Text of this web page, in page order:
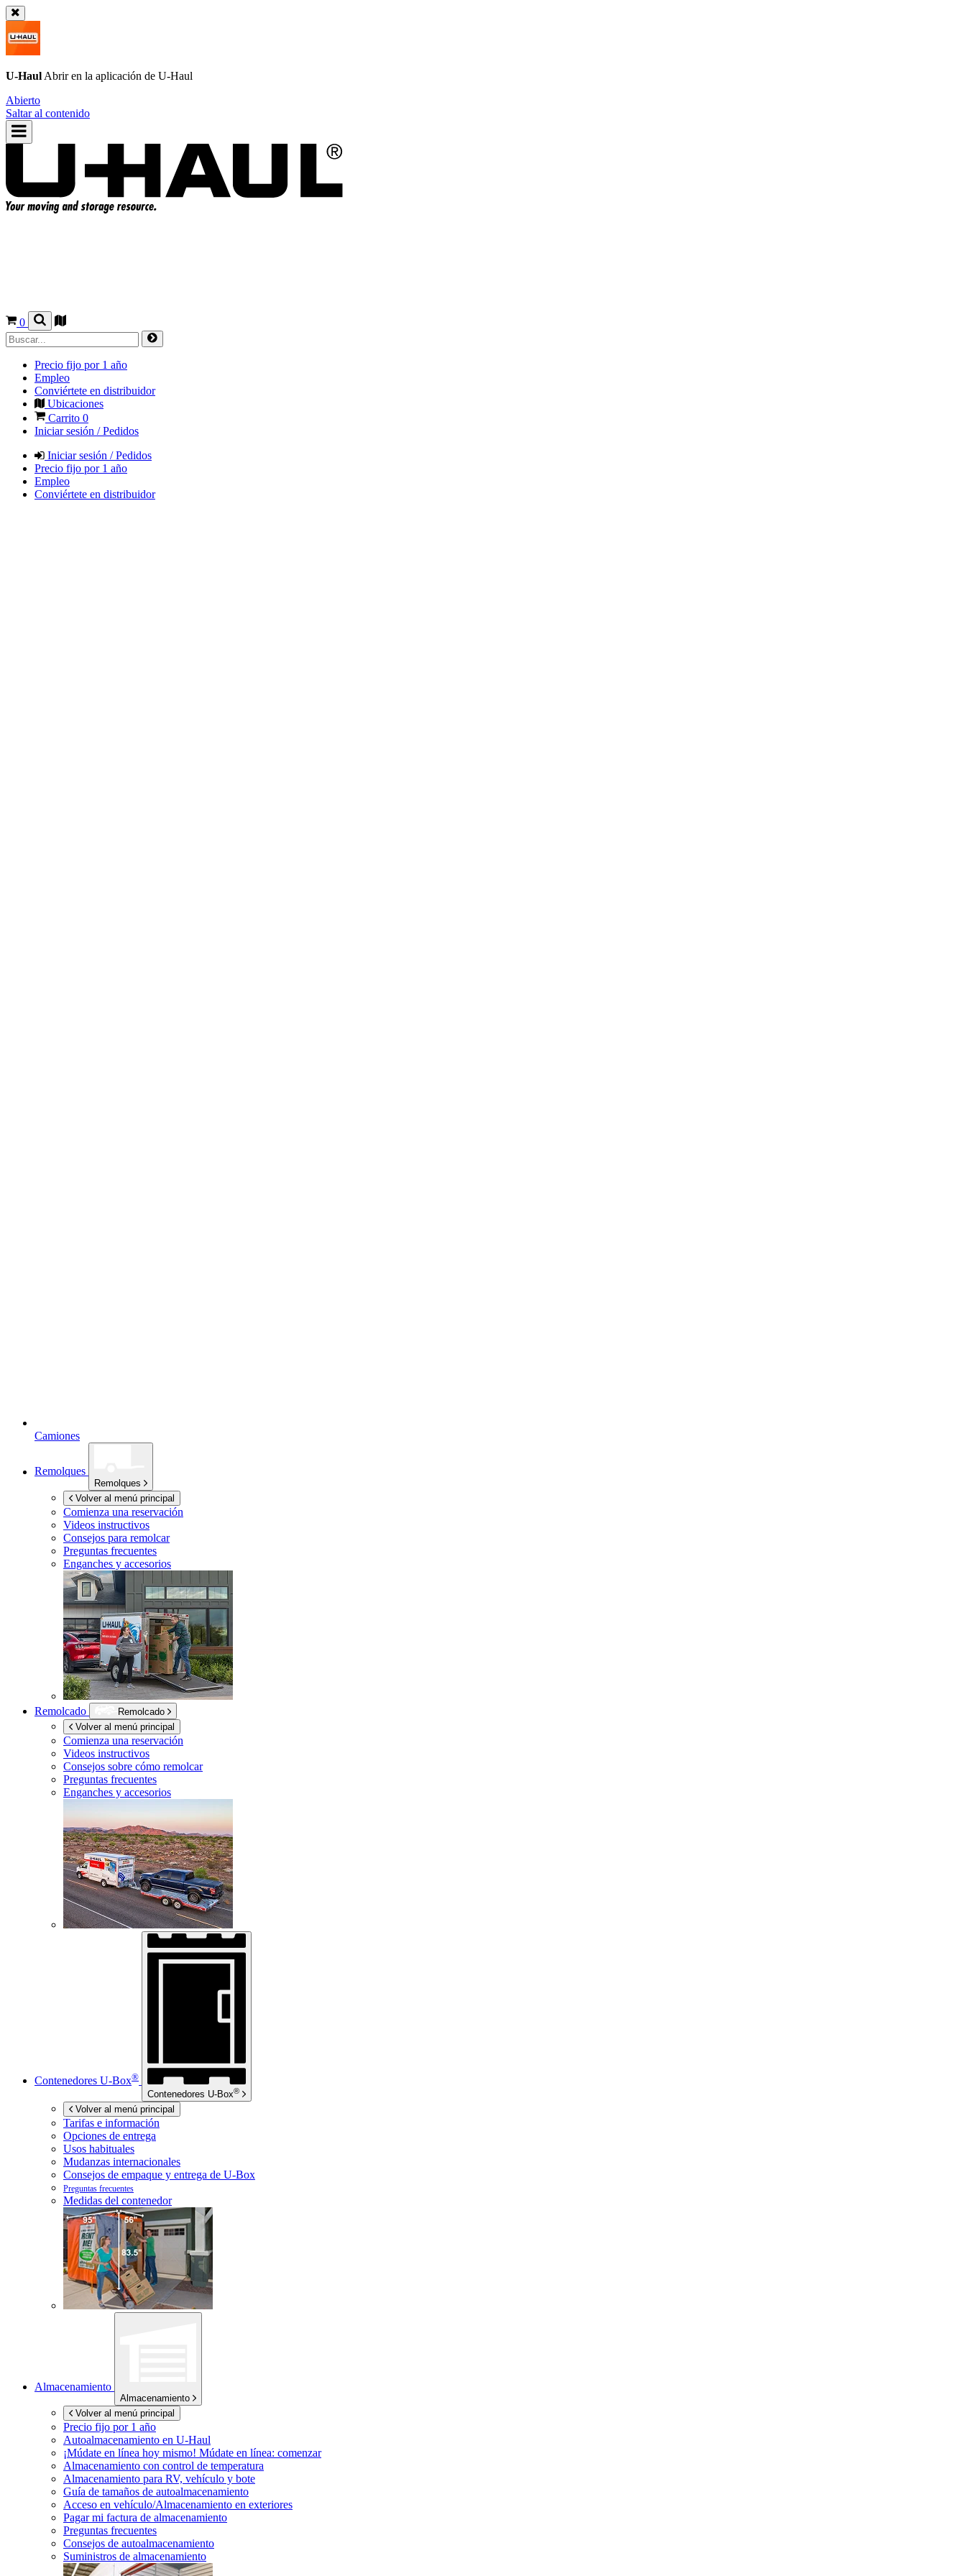
U-Haul Abrir en la aplicación de U-Haul
Abierto
Saltar al contenido
0
Precio fijo por 1 año
Empleo
Conviértete en distribuidor
Ubicaciones
Carrito 0
Iniciar sesión / Pedidos
Iniciar sesión / Pedidos
Precio fijo por 1 año
Empleo
Conviértete en distribuidor
Camiones
Remolques
Remolques
Volver al menú principal
Comienza una reservación
Videos instructivos
Consejos para remolcar
Preguntas frecuentes
Enganches y accesorios
Remolcado
Remolcado
Volver al menú principal
Comienza una reservación
Videos instructivos
Consejos sobre cómo remolcar
Preguntas frecuentes
Enganches y accesorios
Contenedores U-Box®
Contenedores U-Box®
Volver al menú principal
Tarifas e información
Opciones de entrega
Usos habituales
Mudanzas internacionales
Consejos de empaque y entrega de U-Box
Preguntas frecuentes
Medidas del contenedor
Almacenamiento
Almacenamiento
Volver al menú principal
Precio fijo por 1 año
Autoalmacenamiento en U-Haul
¡Múdate en línea hoy mismo! Múdate en línea: comenzar
Almacenamiento con control de temperatura
Almacenamiento para RV, vehículo y bote
Guía de tamaños de autoalmacenamiento
Acceso en vehículo/Almacenamiento en exteriores
Pagar mi factura de almacenamiento
Preguntas frecuentes
Consejos de autoalmacenamiento
Suministros de almacenamiento